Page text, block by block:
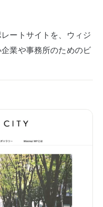
ートサイトを、ウィジ
業や事務所のためのビ